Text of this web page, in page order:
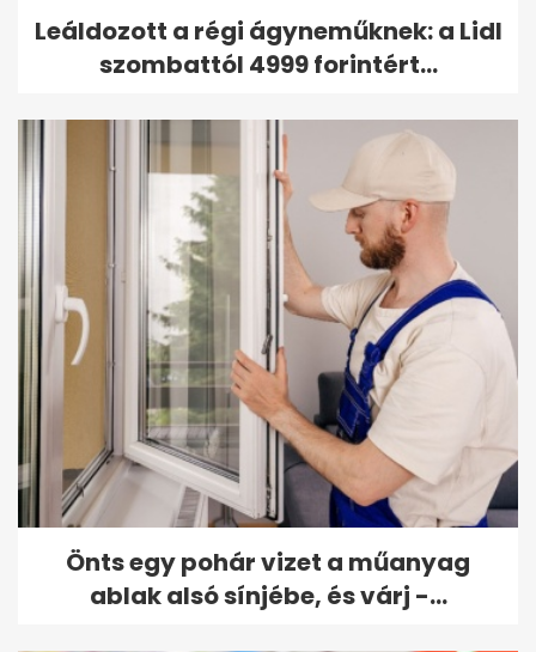
Leáldozott a régi ágyneműknek: a Lidl
szombattól 4999 forintért...
Önts egy pohár vizet a műanyag
ablak alsó sínjébe, és várj -...